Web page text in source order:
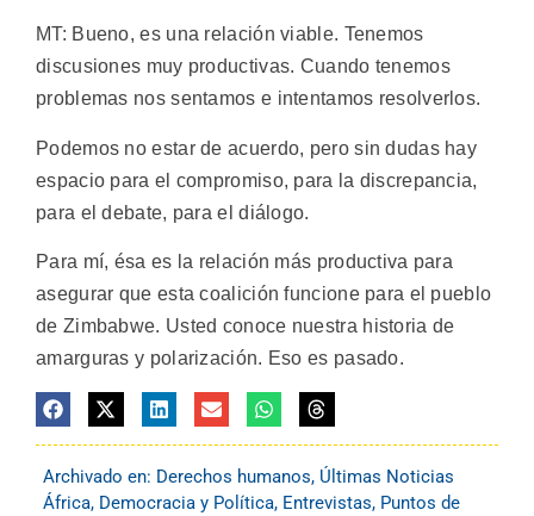
MT: Bueno, es una relación viable. Tenemos
discusiones muy productivas. Cuando tenemos
problemas nos sentamos e intentamos resolverlos.
Podemos no estar de acuerdo, pero sin dudas hay
espacio para el compromiso, para la discrepancia,
para el debate, para el diálogo.
Para mí, ésa es la relación más productiva para
asegurar que esta coalición funcione para el pueblo
de Zimbabwe. Usted conoce nuestra historia de
amarguras y polarización. Eso es pasado.
Archivado en: Derechos humanos, Últimas Noticias
África, Democracia y Política, Entrevistas, Puntos de